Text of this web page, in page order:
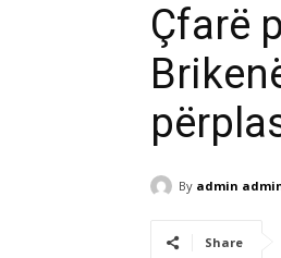
Çfarë
By admin
Share